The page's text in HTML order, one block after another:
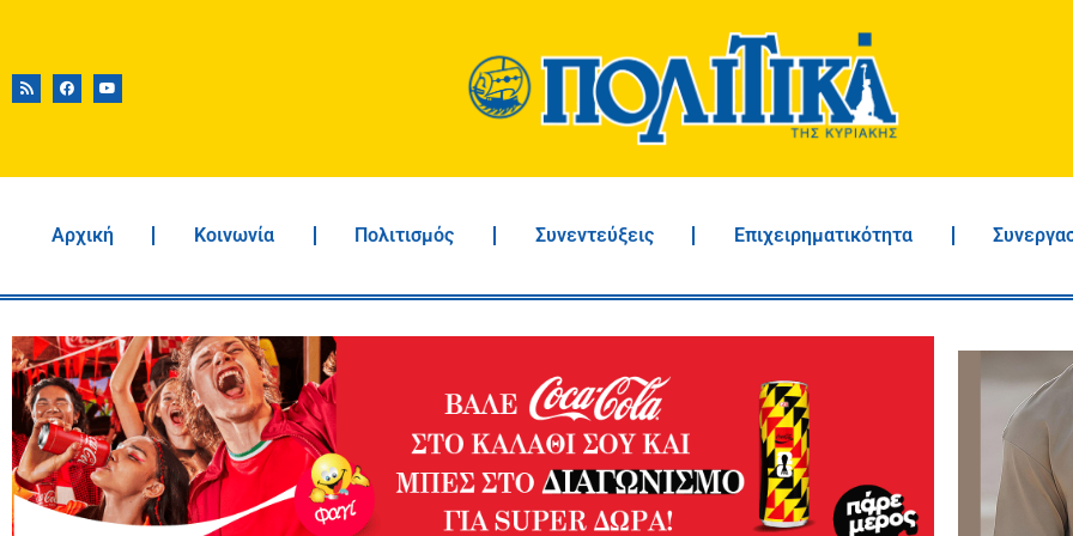
Αρχική Κοινωνία Πολιτισμός Συνεντεύξεις Επιχειρηματικότητα